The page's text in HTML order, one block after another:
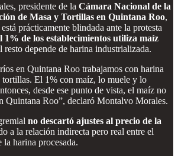
presidente de la Cámara Nacional de la
de Masa y Tortillas en Quintana Roo,
prácticamente blindada ante la protesta
1% de los establecimientos utiliza maíz
resto depende de harina industrializada.
en Quintana Roo trabajamos con harina
tortillas. El 1% con maíz, lo muele y lo
desde ese punto de vista, el maíz no
Quintana Roo”, declaró Montalvo Morales.
no descartó ajustes al precio de la
a la relación indirecta pero real entre el
harina procesada.